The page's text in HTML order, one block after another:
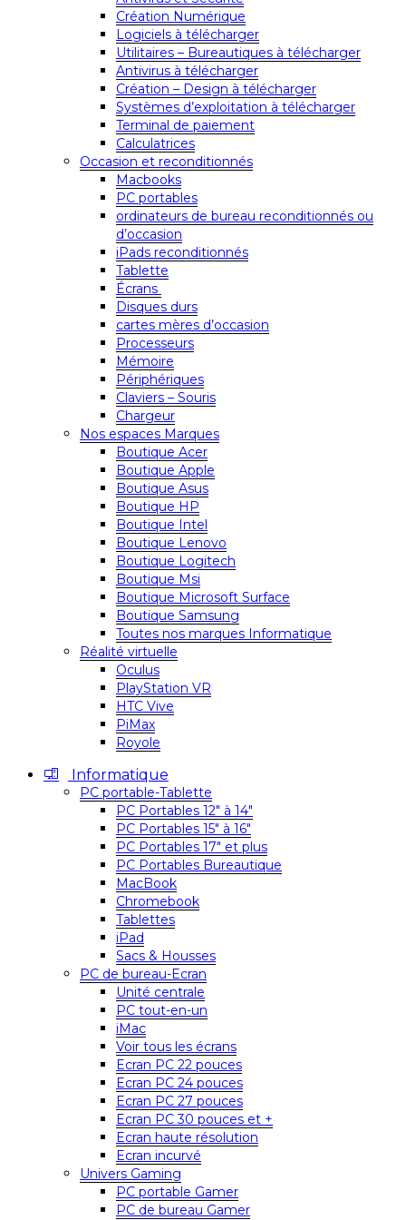
Création Numérique
Logiciels à télécharger
Utilitaires – Bureautiques à télécharger
Antivirus à télécharger
Création – Design à télécharger
Systèmes d’exploitation à télécharger
Terminal de paiement
Calculatrices
Occasion et reconditionnés
Macbooks
PC portables
ordinateurs de bureau reconditionnés ou
d’occasion
iPads reconditionnés
Tablette
Écrans
Disques durs
cartes mères d’occasion
Processeurs
Mémoire
Périphériques
Claviers – Souris
Chargeur
Nos espaces Marques
Boutique Acer
Boutique Apple
Boutique Asus
Boutique HP
Boutique Intel
Boutique Lenovo
Boutique Logitech
Boutique Msi
Boutique Microsoft Surface
Boutique Samsung
Toutes nos marques Informatique
Réalité virtuelle
Oculus
PlayStation VR
HTC Vive
PiMax
Royole
Informatique
PC portable-Tablette
PC Portables 12″ à 14″
PC Portables 15″ à 16″
PC Portables 17″ et plus
PC Portables Bureautique
MacBook
Chromebook
Tablettes
iPad
Sacs & Housses
PC de bureau-Ecran
Unité centrale
PC tout-en-un
iMac
Voir tous les écrans
Ecran PC 22 pouces
Ecran PC 24 pouces
Ecran PC 27 pouces
Ecran PC 30 pouces et +
Ecran haute résolution
Ecran incurvé
Univers Gaming
PC portable Gamer
PC de bureau Gamer